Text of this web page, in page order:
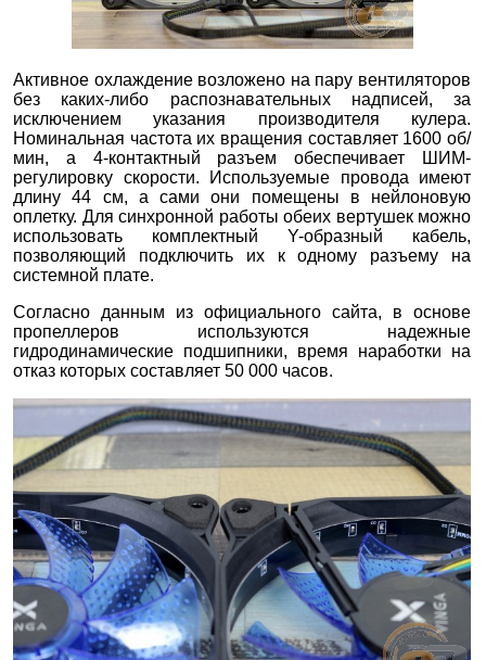
Активное охлаждение возложено на пару вентиляторов
без каких-либо распознавательных надписей, за
исключением указания производителя кулера.
Номинальная частота их вращения составляет 1600 об/
мин, а 4-контактный разъем обеспечивает ШИМ-
регулировку скорости. Используемые провода имеют
длину 44 см, а сами они помещены в нейлоновую
оплетку. Для синхронной работы обеих вертушек можно
использовать комплектный Y-образный кабель,
позволяющий подключить их к одному разъему на
системной плате.
Согласно данным из официального сайта, в основе
пропеллеров используются надежные
гидродинамические подшипники, время наработки на
отказ которых составляет 50 000 часов.